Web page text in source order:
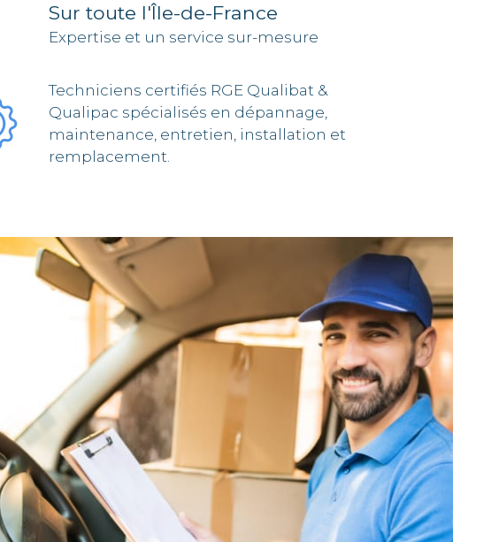
Sur toute l'Île-de-France
Expertise et un service sur-mesure
Techniciens certifiés RGE Qualibat &
Qualipac spécialisés en dépannage,
maintenance, entretien, installation et
remplacement.